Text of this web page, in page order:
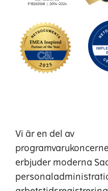
Vi är en del av
erbjuder moderna